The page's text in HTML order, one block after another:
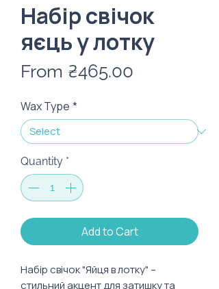
Набір свічок
яєць у лотку
From ₴465.00
Wax Type *
Quantity *
Add to Cart
Набір свічок "Яйця в лотку" –
стильний акцент для затишку та